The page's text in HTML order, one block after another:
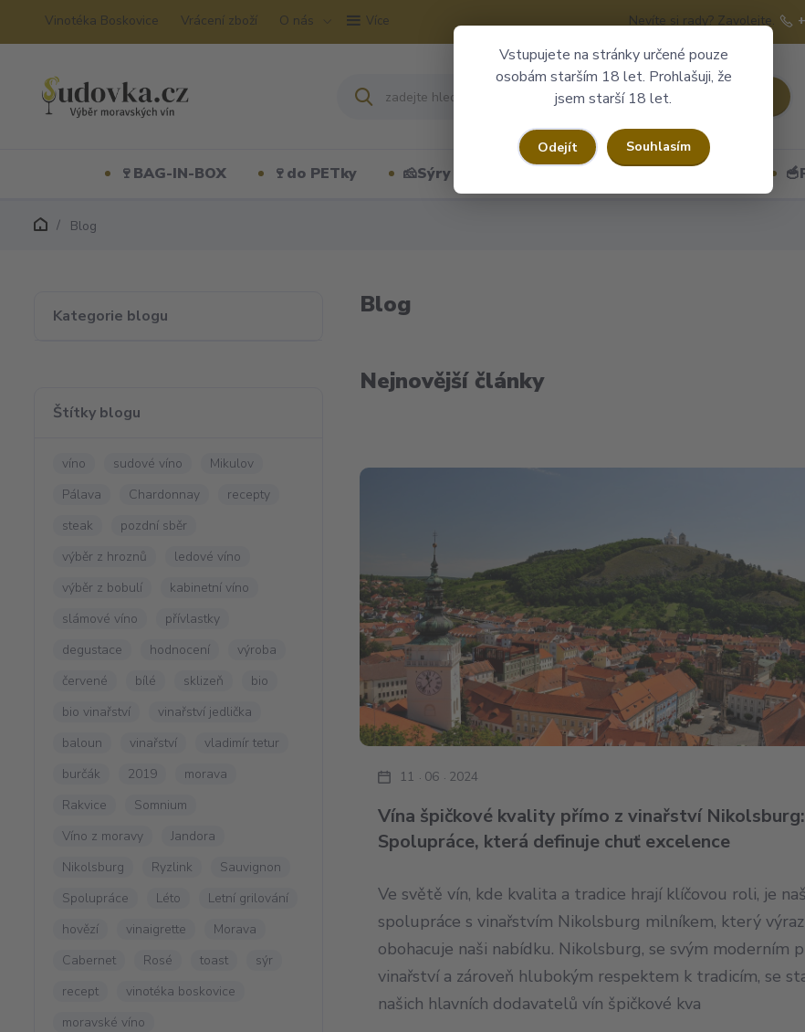
Vstupujete na stránky určené pouze
osobám starším 18 let. Prohlašuji, že
jsem starší 18 let.
Odejít Souhlasím
Vinotéka Boskovice Vrácení zboží O nás Více Nevíte si rady? Zavolejte.
🍷BAG-IN-BOX 🍷do PETky 🧀Sýry
Blog
Kategorie blogu
Štítky blogu
víno sudové víno
Mikulov
Pálava
Chardonnay
recepty
steak
pozdní sběr
výběr z hroznů
ledové víno
výběr z bobulí
kabinetní víno
slámové víno
přívlastky
degustace
hodnocení
výroba
červené
bílé sklizeň
bio
bio vinařství
vinařství jedlička
baloun
vinařství
vladimír tetur
burčák
2019
morava
Rakvice
Somnium
Víno z moravy
Jandora
Nikolsburg
Ryzlink
Sauvignon
Spolupráce
Léto
Letní grilování
hovězí
vinaigrette
Morava
Cabernet
Rosé toast
sýr
recept
vinotéka boskovice
moravské víno
Blog
Nejnovější články
Vína špičkové kvality přímo z vinařství Nikolsburg:
Spolupráce, která definuje chuť excelence
11 06 2024
Ve světě vín, kde kvalita a tradice hrají klíčovou roli, je
spolupráce s vinařstvím Nikolsburg milníkem, který
obohacuje naši nabídku. Nikolsburg, se svým moderním
vinařství a zároveň hlubokým respektem k tradicím, se
našich hlavních dodavatelů vín špičkové kva